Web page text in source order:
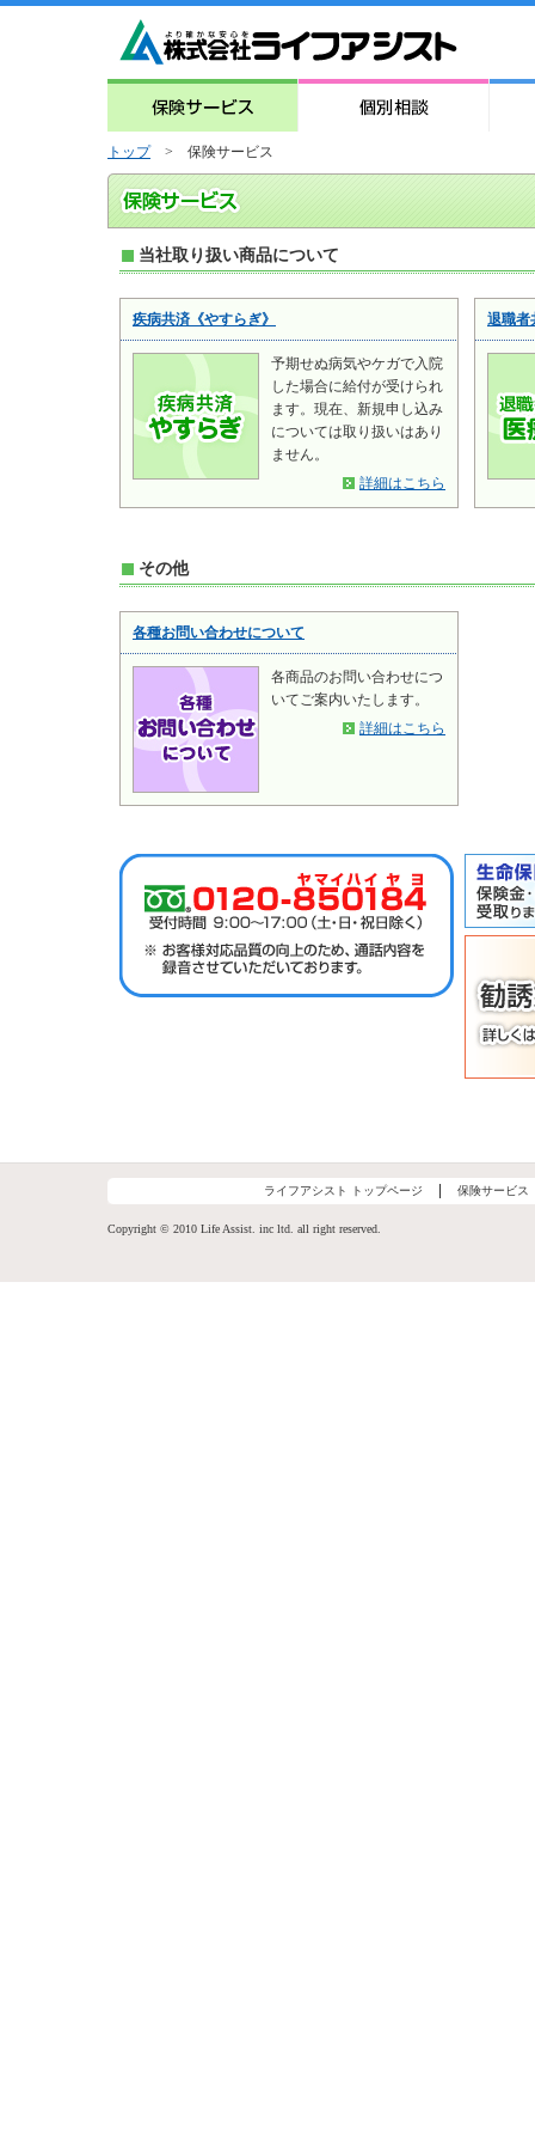
トップ> 保険サービス
当社取り扱い商品について
疾病共済《やすらぎ》
予期せぬ病気やケガで入院
した場合に給付が受けられ
ます。現在、新規申し込み
については取り扱いはあり
ません。
詳細はこちら
退職者
その他
各種お問い合わせについて
各商品のお問い合わせにつ
いてご案内いたします。
詳細はこちら
ライフアシスト トップページ 保険サービス
Copyright © 2010 Life Assist. inc ltd. all right reserved.